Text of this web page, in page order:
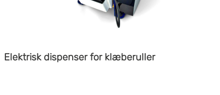
Elektrisk dispenser for klæberuller